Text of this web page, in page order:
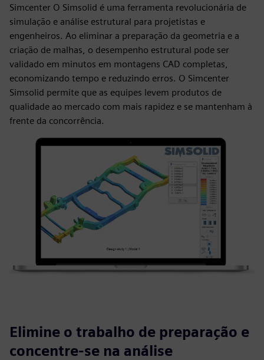
Simcenter O Simsolid é uma ferramenta revolucionária de
simulação e análise estrutural para projetistas e
engenheiros. Ao eliminar a preparação da geometria e a
criação de malhas, o desempenho estrutural pode ser
validado em minutos em montagens CAD completas,
economizando tempo e reduzindo erros. O Simcenter
Simsolid permite que as equipes levem produtos de
qualidade ao mercado com mais rapidez e se mantenham à
frente da concorrência.
Elimine o trabalho de preparação e
concentre-se na análise